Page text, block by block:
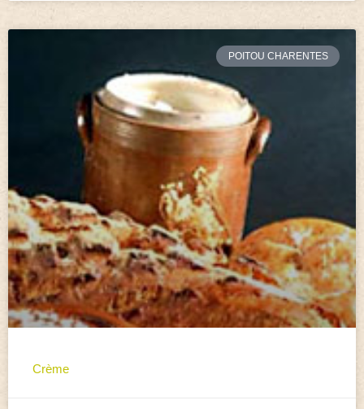
POITOU CHARENTES
Crème